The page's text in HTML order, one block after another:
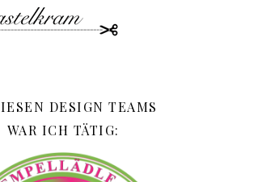
DESIGN TEAMS
WAR ICH TÄTIG: